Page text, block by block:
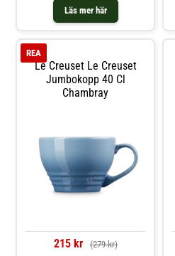
Läs mer här
Le Creuset Le Creuset
Jumbokopp 40 Cl
Chambray
REA
215 kr (279 kr)